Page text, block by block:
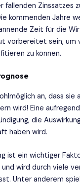
fallenden Zinssatzes
kommenden Jahre
Zeit für die
vorbereitet sein, um
zu können.
an, dass sie
wird! Eine
die
haben wird.
ist ein wichtiger
wird durch viele
Unter anderem